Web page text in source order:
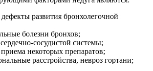
развития бронхолегочной
болезни бронхов;
сосудистой системы;
некоторых препаратов;
расстройства, невроз гортани;